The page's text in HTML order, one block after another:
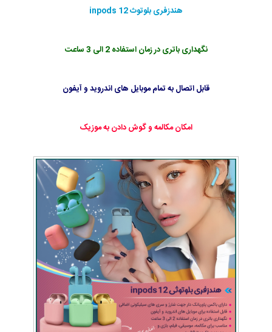
هندزفری بلوتوث inpods 12
نگهداری باتری در زمان استفاده 2 الی 3 ساعت
قابل اتصال به تمام موبایل های اندروید و آیفون
امکان مکالمه و گوش دادن به موزیک